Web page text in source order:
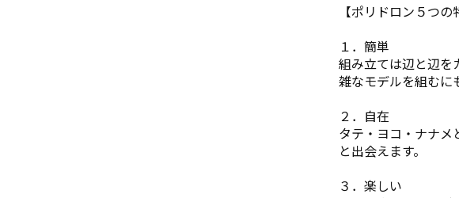
【ポリドロン５つの
１．簡単
組み立ては辺と辺を
雑なモデルを組むに
２．自在
タテ・ヨコ・ナナメ
と出会えます。
３．楽しい